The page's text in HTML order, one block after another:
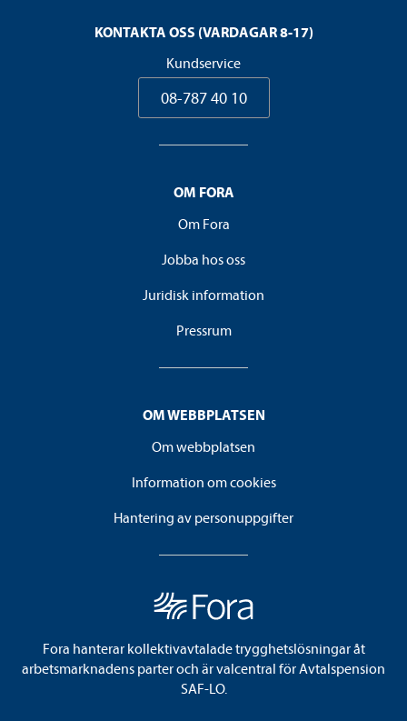
KONTAKTA OSS (VARDAGAR 8-17)
Kundservice
08-787 40 10
OM FORA
Om Fora
Jobba hos oss
Juridisk information
Pressrum
OM WEBBPLATSEN
Om webbplatsen
Information om cookies
Hantering av personuppgifter
Fora hanterar kollektivavtalade trygghetslösningar åt
arbetsmarknadens parter och är valcentral för Avtalspension
SAF-LO.